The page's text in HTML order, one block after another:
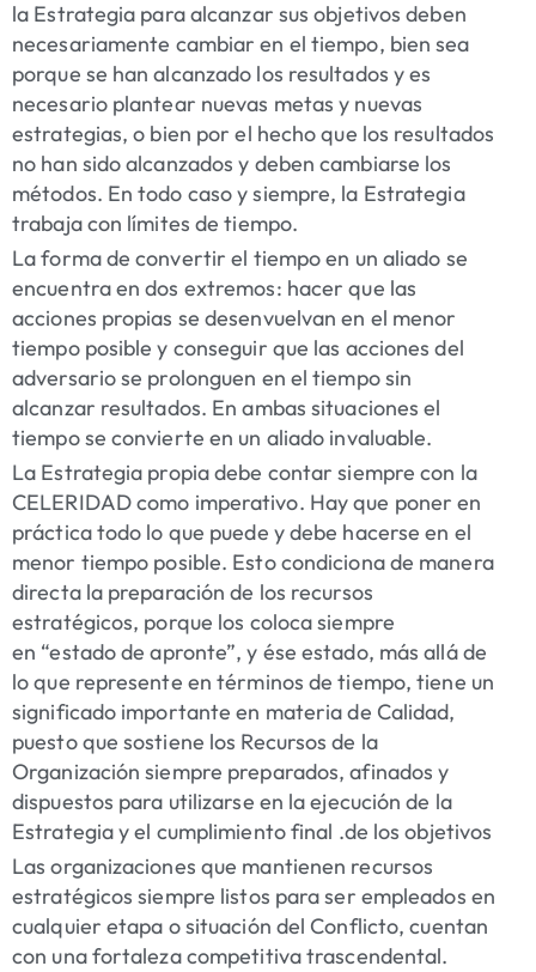
la Estrategia para alcanzar sus objetivos deben
necesariamente cambiar en el tiempo, bien sea
porque se han alcanzado los resultados y es
necesario plantear nuevas metas y nuevas
estrategias, o bien por el hecho que los resultados
no han sido alcanzados y deben cambiarse los
métodos. En todo caso y siempre, la Estrategia
trabaja con límites de tiempo.
La forma de convertir el tiempo en un aliado se
encuentra en dos extremos: hacer que las
acciones propias se desenvuelvan en el menor
tiempo posible y conseguir que las acciones del
adversario se prolonguen en el tiempo sin
alcanzar resultados. En ambas situaciones el
tiempo se convierte en un aliado invaluable.
La Estrategia propia debe contar siempre con la
CELERIDAD como imperativo. Hay que poner en
práctica todo lo que puede y debe hacerse en el
menor tiempo posible. Esto condiciona de manera
directa la preparación de los recursos
estratégicos, porque los coloca siempre
en “estado de apronte”, y ése estado, más allá de
lo que represente en términos de tiempo, tiene un
significado importante en materia de Calidad,
puesto que sostiene los Recursos de la
Organización siempre preparados, afinados y
dispuestos para utilizarse en la ejecución de la
Estrategia y el cumplimiento final .de los objetivos
Las organizaciones que mantienen recursos
estratégicos siempre listos para ser empleados en
cualquier etapa o situación del Conflicto, cuentan
con una fortaleza competitiva trascendental.